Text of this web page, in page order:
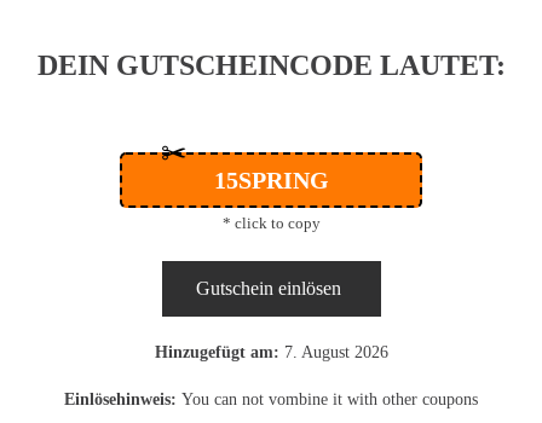
DEIN GUTSCHEINCODE LAUTET:
✂
15SPRING
* click to copy
Gutschein einlösen
Hinzugefügt am: 7. August 2026
Einlösehinweis: You can not vombine it with other coupons